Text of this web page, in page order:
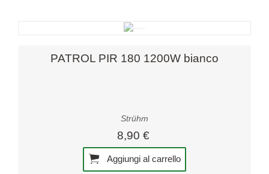
PATROL PIR 180 1200W bianco
Strühm
8,90 €
Aggiungi al carrello